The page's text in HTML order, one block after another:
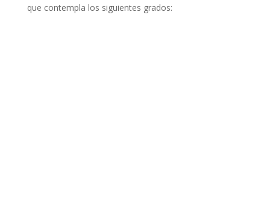
que contempla los siguientes grados: